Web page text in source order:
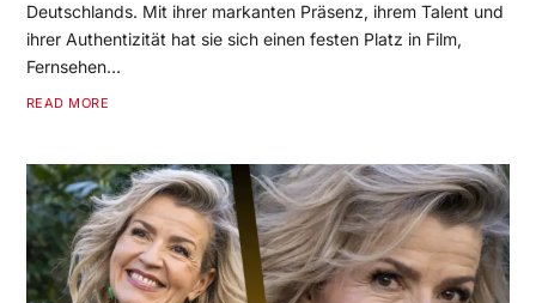
Deutschlands. Mit ihrer markanten Präsenz, ihrem Talent und
ihrer Authentizität hat sie sich einen festen Platz in Film,
Fernsehen…
READ MORE